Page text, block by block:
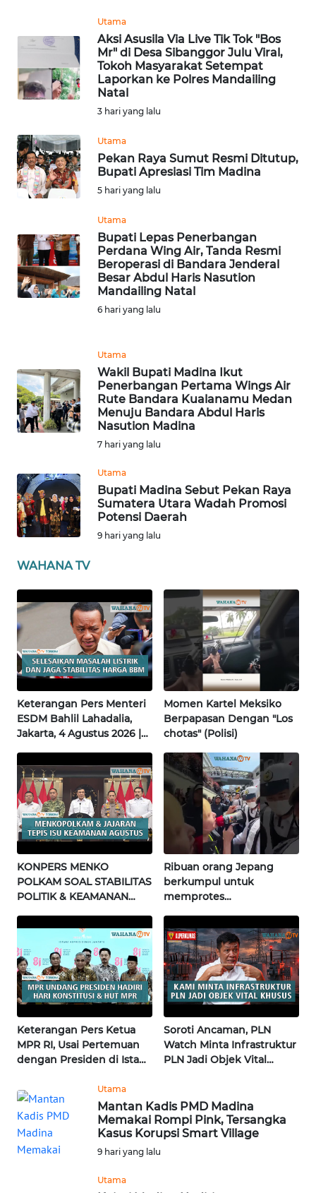
Utama
Aksi Asusila Via Live Tik Tok "Bos
Mr" di Desa Sibanggor Julu Viral,
Tokoh Masyarakat Setempat
Laporkan ke Polres Mandailing
Natal
3 hari yang lalu
Utama
Pekan Raya Sumut Resmi Ditutup,
Bupati Apresiasi Tim Madina
5 hari yang lalu
Utama
Bupati Lepas Penerbangan
Perdana Wing Air, Tanda Resmi
Beroperasi di Bandara Jenderal
Besar Abdul Haris Nasution
Mandailing Natal
6 hari yang lalu
Utama
Wakil Bupati Madina Ikut
Penerbangan Pertama Wings Air
Rute Bandara Kualanamu Medan
Menuju Bandara Abdul Haris
Nasution Madina
7 hari yang lalu
Utama
Bupati Madina Sebut Pekan Raya
Sumatera Utara Wadah Promosi
Potensi Daerah
9 hari yang lalu
WAHANA TV
Keterangan Pers Menteri
ESDM Bahlil Lahadalia,
Jakarta, 4 Agustus 2026 |
Momen Kartel Meksiko
Berpapasan Dengan "Los
chotas" (Polisi)
KONPERS MENKO
POLKAM SOAL STABILITAS
POLITIK & KEAMANAN
Terkini
Ribuan orang Jepang
berkumpul untuk
memprotes
pertama di Fujisawa
Keterangan Pers Ketua
MPR RI, Usai Pertemuan
dengan Presiden di Istana
Soroti Ancaman, PLN
Watch Minta Infrastruktur
PLN Jadi Objek Vital
Utama
Mantan Kadis PMD Madina
Memakai Rompi Pink, Tersangka
Kasus Korupsi Smart Village
9 hari yang lalu
Utama
JAMBI
WN
SULTRA
NTB
WN
SULTENG
SULBAR
WN
BABEL
WN
SUMSEL
WN
LAMPUNG
JATENG
NUSANTARA
WN
JOGJA
WN
JATIM
WN
BALI
WN
KALBAR
WN
KALTENG
WN
KALSEL
KALTIM
WN
WN
GORONTALO